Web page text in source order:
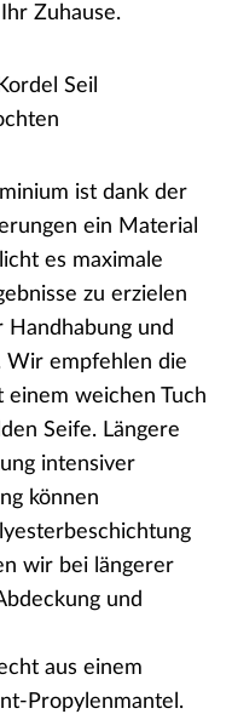
Zuhause.
Seil
ist dank der
ein Material
es maximale
zu erzielen
Handhabung und
Wir empfehlen die
einem weichen Tuch
Seife. Längere
intensiver
können
wir bei längerer
und
aus einem
Propylenmantel.